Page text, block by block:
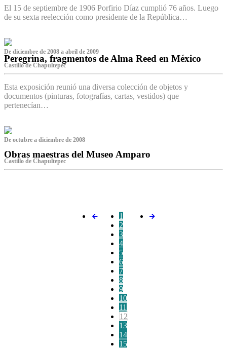
El 15 de septiembre de 1906 Porfirio Díaz cumplió 76 años. Luego
de su sexta reelección como presidente de la República…
De diciembre de 2008 a abril de 2009
Peregrina, fragmentos de Alma Reed en México
Castillo de Chapultepec
Esta exposición reunió una diversa colección de objetos y
documentos (pinturas, fotografías, cartas, vestidos) que
pertenecían…
De octubre a diciembre de 2008
Obras maestras del Museo Amparo
Castillo de Chapultepec
1
2
3
4
5
6
7
8
9
10
11
12
13
14
15